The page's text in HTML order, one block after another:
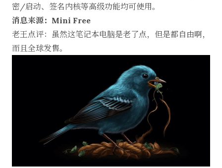
密/启动、签名内核等高级功能均可使用。
消息来源：Mini Free
老王点评：虽然这笔记本电脑是老了点，但是都自由啊，
而且全球发售。